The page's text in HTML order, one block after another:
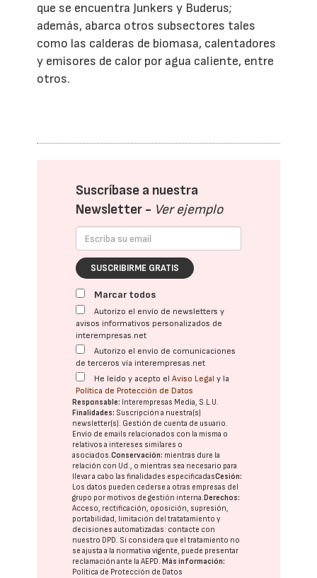
que se encuentra Junkers y Buderus;
además, abarca otros subsectores tales
como las calderas de biomasa, calentadores
y emisores de calor por agua caliente, entre
otros.
Suscríbase a nuestra
Newsletter - Ver ejemplo
SUSCRIBIRME GRATIS
Marcar todos
Autorizo el envío de newsletters y
avisos informativos personalizados de
interempresas.net
Autorizo el envío de comunicaciones
de terceros vía interempresas.net
He leído y acepto elAviso Legal y la
Política de Protección de Datos
Responsable: Interempresas Media, S.L.U.
Finalidades: Suscripción a nuestra(s)
newsletter(s). Gestión de cuenta de usuario.
Envío de emails relacionados con la misma o
relativos a intereses similares o
asociados.Conservación: mientras dure la
relación con Ud., o mientras sea necesario para
llevar a cabo las finalidades especificadasCesión:
Los datos pueden cederse a otras empresas del
grupo por motivos de gestión interna. Derechos:
Acceso, rectificación, oposición, supresión,
portabilidad, limitación del tratatamiento y
decisiones automatizadas: contacte con
nuestro DPD. Si considera que el tratamiento no
se ajusta a la normativa vigente, puede presentar
reclamación ante laAEPD. Más información:
Política de Protección de Datos